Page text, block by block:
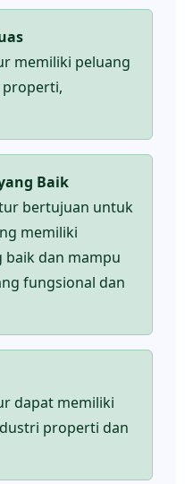
memiliki peluang
properti,
Baik
bertujuan untuk
memiliki
baik dan mampu
fungsional dan
dapat memiliki
properti dan